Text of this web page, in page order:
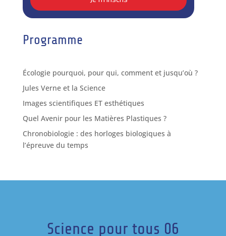
Programme
Écologie pourquoi, pour qui, comment et jusqu’où ?
Jules Verne et la Science
Images scientifiques ET esthétiques
Quel Avenir pour les Matières Plastiques ?
Chronobiologie : des horloges biologiques à
l’épreuve du temps
Science pour tous 06